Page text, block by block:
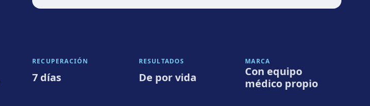
RECUPERACIÓN
7 días
RESULTADOS
De por vida
MARCA
Con equipo
médico propio